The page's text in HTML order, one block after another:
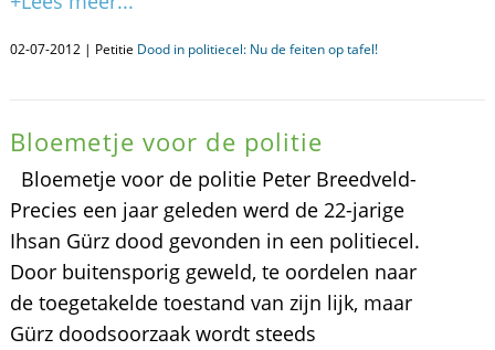
02-07-2012 | Petitie Dood in politiecel: Nu de feiten op tafel!
Bloemetje voor de politie
Bloemetje voor de politie Peter Breedveld-
Precies een jaar geleden werd de 22-jarige
Ihsan Gürz dood gevonden in een politiecel.
Door buitensporig geweld, te oordelen naar
de toegetakelde toestand van zijn lijk, maar
Gürz doodsoorzaak wordt steeds